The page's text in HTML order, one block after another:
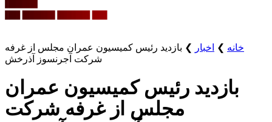
خانه ❯ اخبار ❯ بازدید رئیس کمیسیون عمران مجلس از غرفه
شرکت آجرنسوز آذرخش
بازدید رئیس کمیسیون عمران
مجلس از غرفه شرکت